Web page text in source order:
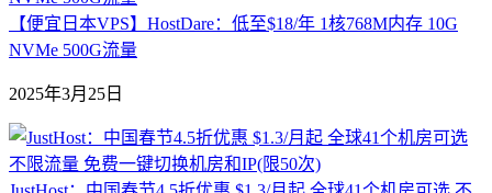
【便宜日本VPS】HostDare：低至$18/年 1核768M内存 10G
NVMe 500G流量
2025年3月25日